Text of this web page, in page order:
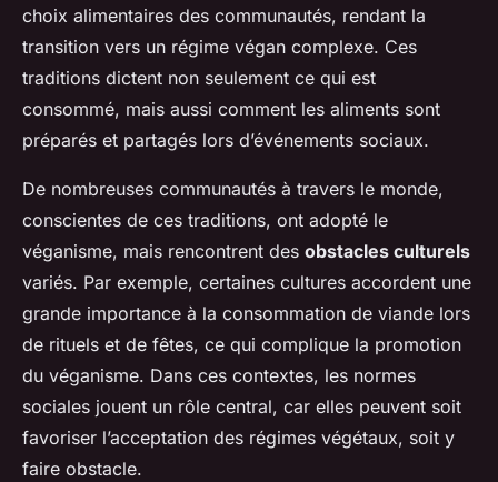
choix alimentaires des communautés, rendant la
transition vers un régime végan complexe. Ces
traditions dictent non seulement ce qui est
consommé, mais aussi comment les aliments sont
préparés et partagés lors d’événements sociaux.
De nombreuses communautés à travers le monde,
conscientes de ces traditions, ont adopté le
véganisme, mais rencontrent des obstacles culturels
variés. Par exemple, certaines cultures accordent une
grande importance à la consommation de viande lors
de rituels et de fêtes, ce qui complique la promotion
du véganisme. Dans ces contextes, les normes
sociales jouent un rôle central, car elles peuvent soit
favoriser l’acceptation des régimes végétaux, soit y
faire obstacle.